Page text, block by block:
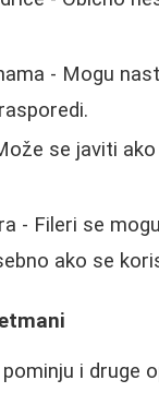
- Mogu
se javiti
- Fileri se
ako se
i druge